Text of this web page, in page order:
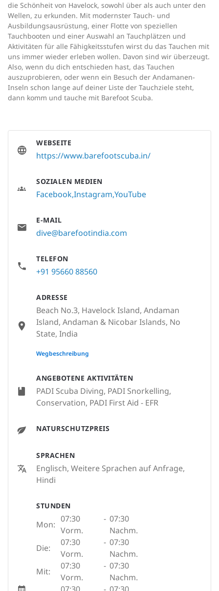
die Schönheit von Havelock, sowohl über als auch unter den
Wellen, zu erkunden. Mit modernster Tauch- und
Ausbildungsausrüstung, einer Flotte von speziellen
Tauchbooten und einer Auswahl an Tauchplätzen und
Aktivitäten für alle Fähigkeitsstufen wirst du das Tauchen mit
uns immer wieder erleben wollen. Davon sind wir überzeugt.
Also, wenn du dich entschieden hast, das Tauchen
auszuprobieren, oder wenn ein Besuch der Andamanen-
Inseln schon lange auf deiner Liste der Tauchziele steht,
dann komm und tauche mit Barefoot Scuba.
ANGEBOTENE AKTIVITÄTEN
PADI Scuba Diving, PADI Snorkelling,
Conservation, PADI First Aid - EFR
NATURSCHUTZPREIS
SPRACHEN
Englisch, Weitere Sprachen auf Anfrage,
Hindi
STUNDEN
Mon:
07:30
Vorm.
- 07:30
Nachm.
Die:
07:30
Vorm.
- 07:30
Nachm.
Mit:
07:30
Vorm.
- 07:30
Nachm.
WEBSEITE
https://www.barefootscuba.in/
SOZIALEN MEDIEN
FacebookInstagram YouTube
E-MAIL
dive@barefootindia.com
TELEFON
+91 95660 88560
ADRESSE
Beach No.3, Havelock Island, Andaman
Island, Andaman & Nicobar Islands, No
State, India
None
Wegbeschreibung